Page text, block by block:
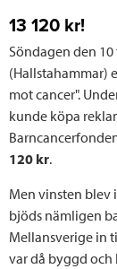
13 120 kr!
Söndagen den
(Hallstahammar)
mot cancer".
kunde köpa
120 kr.
Men vinsten blev
bjöds nämligen
Mellansverige in
var då byggd